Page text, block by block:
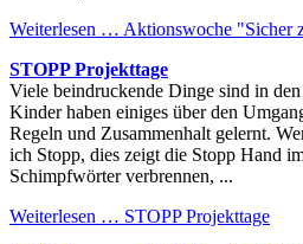
Weiterlesen … Aktionswoche "Sicher
STOPP Projekttage
Viele beindruckende Dinge sind in
Kinder haben einiges über den
Regeln und Zusammenhalt gelernt.
ich Stopp, dies zeigt die Stopp Hand
Schimpfwörter verbrennen, ...
Weiterlesen … STOPP Projekttage